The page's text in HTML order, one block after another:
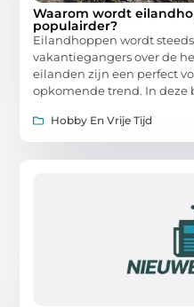
Waarom wordt
populairder?
Eilandhoppen wordt
vakantiegangers over de
eilanden zijn een perfect
opkomende trend. In deze
Hobby En Vrije Tijd